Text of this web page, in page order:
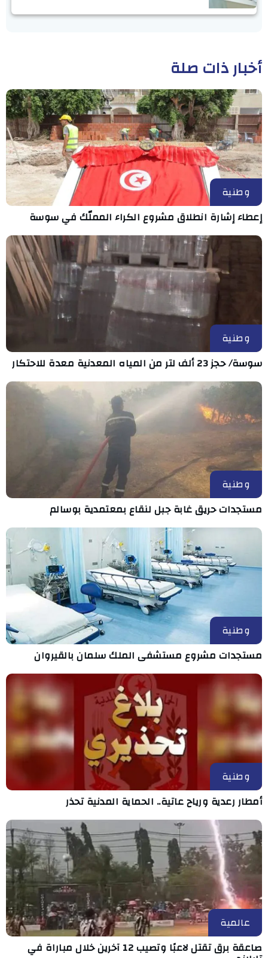
أخبار ذات صلة
وطنية
إعطاء إشارة انطلاق مشروع الكراء المملّك في سوسة
وطنية
سوسة/ حجز 23 ألف لتر من المياه المعدنية معدة للاحتكار
وطنية
مستجدات حريق غابة جبل لنقاع بمعتمدية بوسالم
وطنية
مستجدات مشروع مستشفى الملك سلمان بالقيروان
وطنية
أمطار رعدية ورياح عاتية.. الحماية المدنية تحذر
عالمية
صاعقة برق تقتل لاعبًا وتصيب 12 آخرين خلال مباراة في